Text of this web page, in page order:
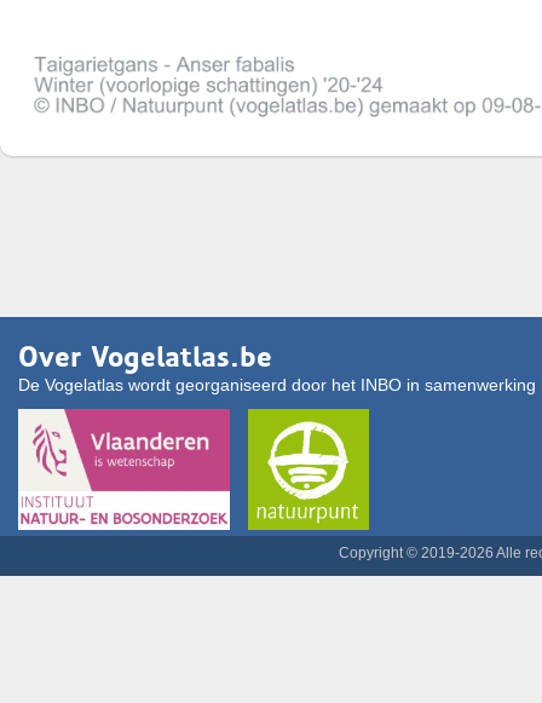
Over Vogelatlas.be
De Vogelatlas wordt georganiseerd door het INBO in
Copyright © 2019-2026 Alle